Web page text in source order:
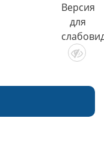
Версия
для